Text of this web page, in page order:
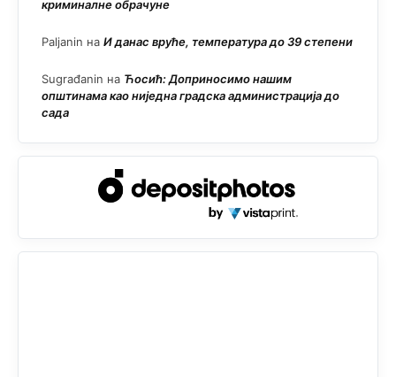
криминалне обрачуне
Paljanin на И данас вруће, температура до 39 степени
Sugrađanin на Ћосић: Доприносимо нашим
општинама као ниједна градска администрација до
сада